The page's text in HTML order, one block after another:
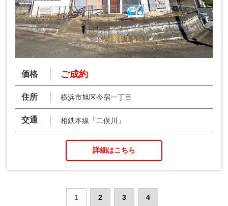
価格 ご成約
住所 横浜市旭区今宿一丁目
交通 相鉄本線「二俣川」
詳細はこちら
1 2 3 4